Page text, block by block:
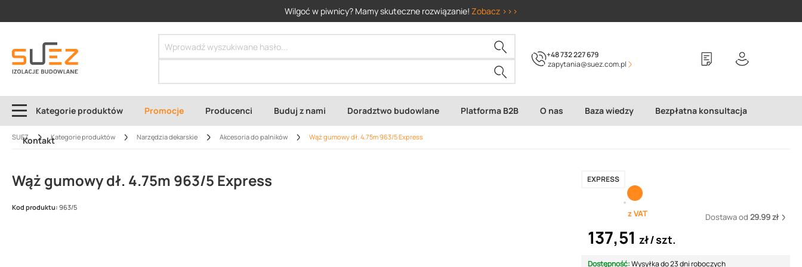
Wilgoć w piwnicy? Mamy skuteczne rozwiązanie! Zobacz >>>
+48 732 227 679
zapytania@suez.com.pl
Kategorie produktów Promocje Producenci Buduj z nami Doradztwo budowlane Platforma B2B O nas Baza wiedzy Bezpłatna konsultacja
Kontakt
SUEZ Kategorie produktów Narzędzia dekarskie Akcesoria do palników Wąż gumowy dł. 4.75m 963/5 Express
Wąż gumowy dł. 4.75m 963/5 Express EXPRESS
Kod produktu: 963/5
z VAT Dostawa od 29.99 zł
137,51 zł szt.
Dostępność:Wysyłka do 23 dni roboczych